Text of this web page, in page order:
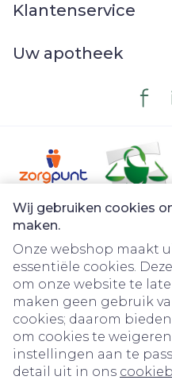
Wij gebruiken cookies
maken.
Onze webshop maakt
essentiële cookies.
om onze website te
maken geen gebruik
cookies; daarom
om cookies te
instellingen aan te
detail uit in ons
Klantenservice
Uw apotheek
Juridische links